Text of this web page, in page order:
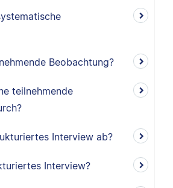
Beobachtung?
teilnehmende
Interview ab?
Interview?